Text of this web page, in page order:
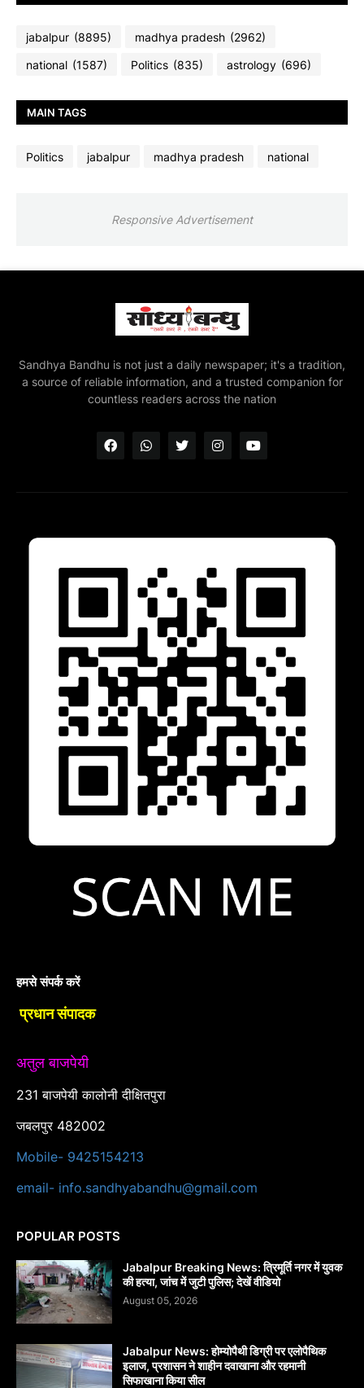
jabalpur (8895) madhya pradesh (2962)
national (1587) Politics (835) astrology (696)
MAIN TAGS
Politics jabalpur madhya pradesh national
Responsive Advertisement
Sandhya Bandhu is not just a daily newspaper; it's a tradition,
a source of reliable information, and a trusted companion for
countless readers across the nation
हमसे संपर्क करें
प्रधान संपादक
अतुल बाजपेयी
231 बाजपेयी कालोनी दीक्षितपुरा
जबलपुर 482002
Mobile- 9425154213
email- info.sandhyabandhu@gmail.com
POPULAR POSTS
Jabalpur Breaking News: त्रिमूर्ति नगर में युवक
की हत्या, जांच में जुटी पुलिस; देखें वीडियो
August 05, 2026
Jabalpur News: होम्योपैथी डिग्री पर एलोपैथिक
इलाज, प्रशासन ने शाहीन दवाखाना और रहमानी
सिफाखाना किया सील